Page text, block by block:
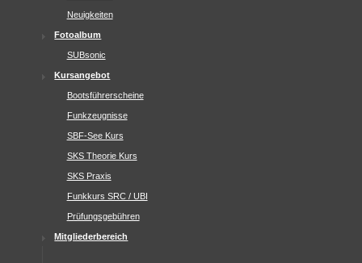
Neuigkeiten
Fotoalbum
SUBsonic
Kursangebot
Bootsführerscheine
Funkzeugnisse
SBF-See Kurs
SKS Theorie Kurs
SKS Praxis
Funkkurs SRC / UBI
Prüfungsgebühren
Mitgliederbereich